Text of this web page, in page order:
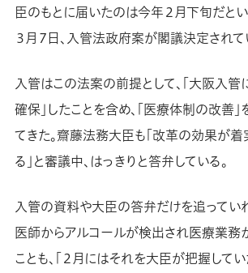
臣のもとに届いたのは今年２月下旬だと
３月７日、入管法政府案が閣議決定されて
入管はこの法案の前提として、「大阪入
確保」したことを含め、「医療体制の改善
てきた。齋藤法務大臣も「改革の効果が
る」と審議中、はっきりと答弁している。
入管の資料や大臣の答弁だけを追ってい
医師からアルコールが検出され医療業務
ことも、「２月にはそれを大臣が把握して